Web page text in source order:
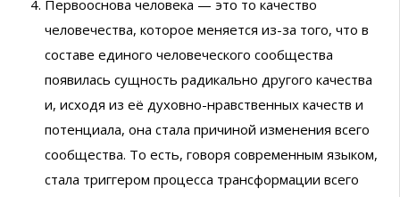
Первооснова человека — это то качество
человечества, которое меняется из-за того, что в
составе единого человеческого сообщества
появилась сущность радикально другого качества
и, исходя из её духовно-нравственных качеств и
потенциала, она стала причиной изменения всего
сообщества. То есть, говоря современным языком,
стала триггером процесса трансформации всего